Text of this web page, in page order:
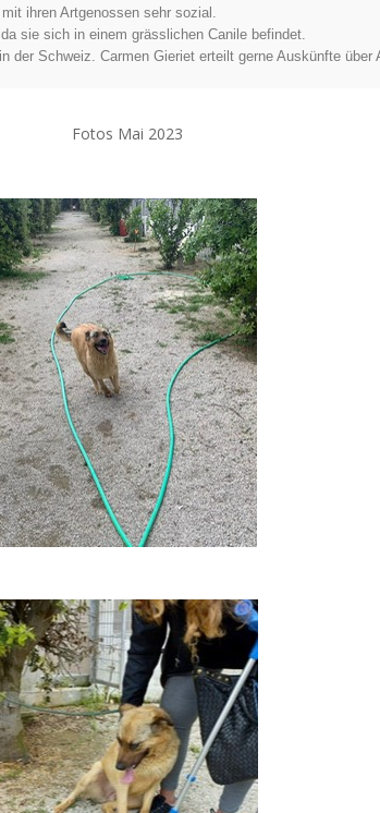
mit ihren Artgenossen sehr sozial.
sie sich in einem grässlichen Canile befindet.
der Schweiz. Carmen Gieriet erteilt gerne Auskünfte über
Fotos Mai 2023